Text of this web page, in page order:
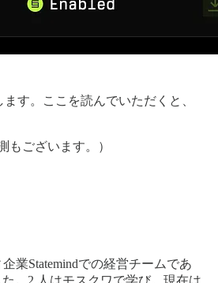
す。ここを読んでいただくと、
ございます。）
業Statemindでの経営チームであ
。2 人はモスクワで学び、現在は